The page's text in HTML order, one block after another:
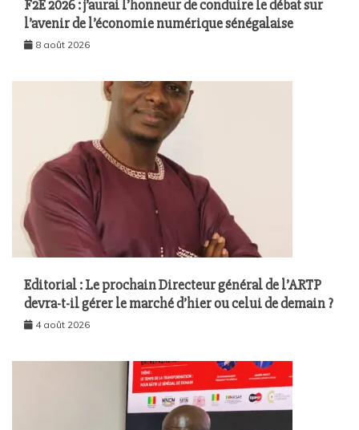
F2E 2026 : j’aurai l’honneur de conduire le débat sur
l’avenir de l’économie numérique sénégalaise
8 août 2026
Editorial : Le prochain Directeur général de l’ARTP
devra-t-il gérer le marché d’hier ou celui de demain ?
4 août 2026